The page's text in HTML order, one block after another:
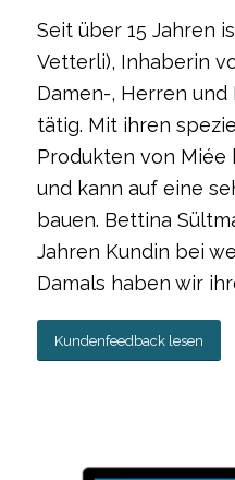
Seit über 15 Jahren
Vetterli), Inhaberin
Damen-, Herren
tätig. Mit ihren
Produkten von Miée
und kann auf eine
bauen. Bettina
Jahren Kundin bei
Damals haben wir
Kundenfeedback lesen